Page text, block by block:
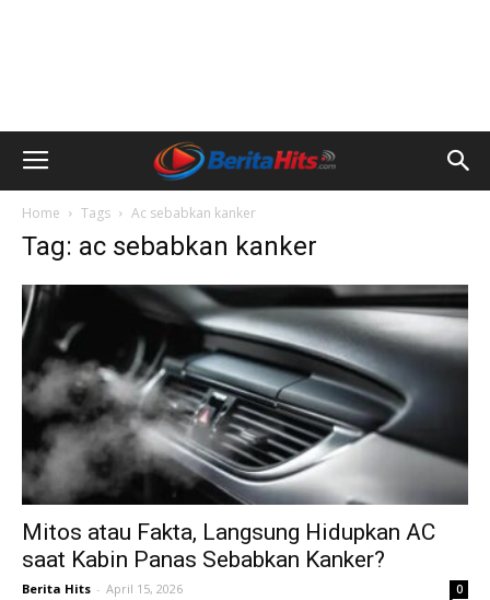
Home Tags Ac sebabkan kanker
Tag: ac sebabkan kanker
Mitos atau Fakta, Langsung Hidupkan AC
saat Kabin Panas Sebabkan Kanker?
Berita Hits - April 15, 2026 0